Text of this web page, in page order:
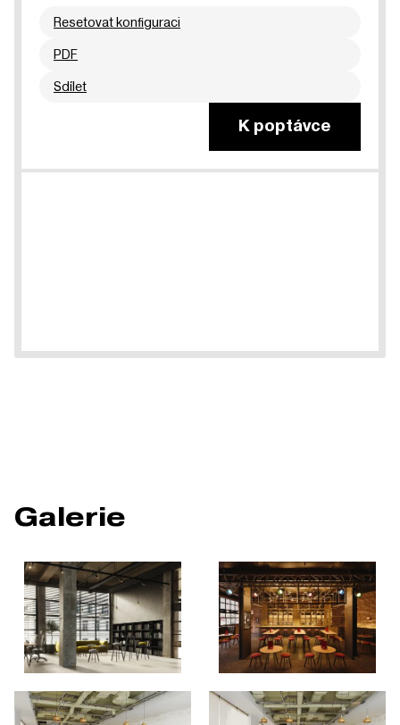
Resetovat konfiguraci
PDF
Sdílet
K poptávce
Galerie